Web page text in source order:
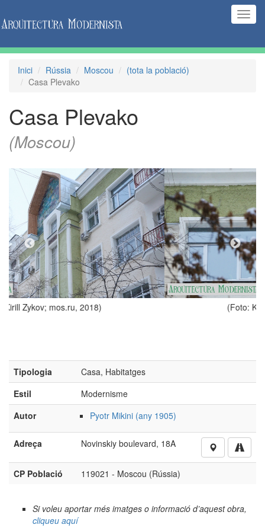
Inici Rússia Moscou
(tota la població)
Casa Plevako
Casa Plevako
(Moscou)
(Foto: Kirill Zykov; mos.ru, 2018)
Tipologia
Casa, Habitatges
Estil
Modernisme
Autor
Pyotr Mikini (any 1905)
Adreça Novinskiy boulevard, 18A
CP Població 119021 - Moscou (Rússia)
Si voleu aportar més imatges o informació d’aquest obra,
cliqueu aquí